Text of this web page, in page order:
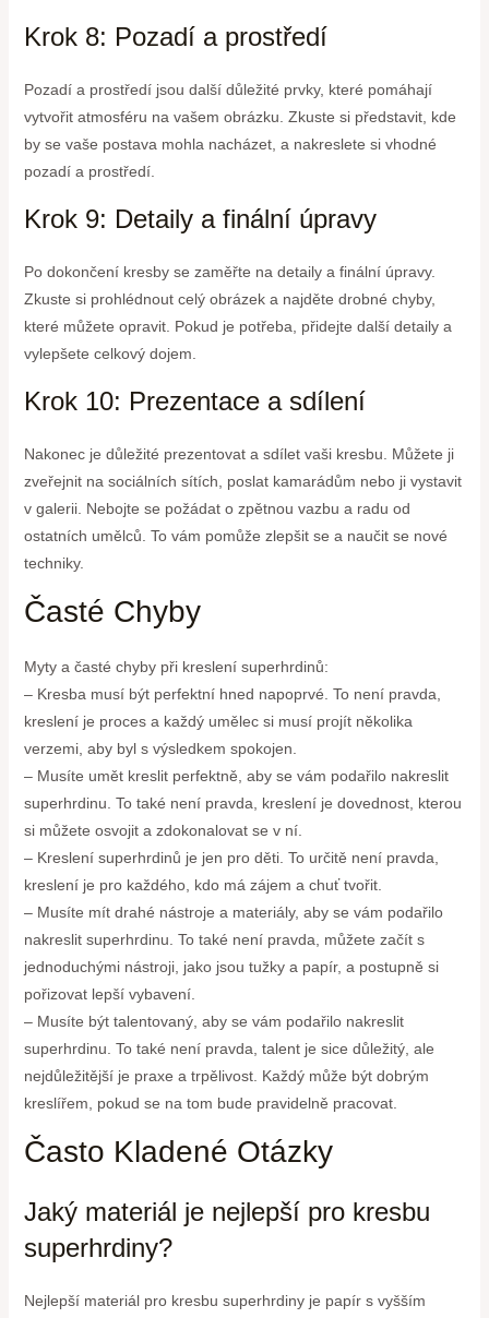
Krok 8: Pozadí a prostředí
Pozadí a prostředí jsou další důležité prvky, které pomáhají
vytvořit atmosféru na vašem obrázku. Zkuste si představit, kde
by se vaše postava mohla nacházet, a nakreslete si vhodné
pozadí a prostředí.
Krok 9: Detaily a finální úpravy
Po dokončení kresby se zaměřte na detaily a finální úpravy.
Zkuste si prohlédnout celý obrázek a najděte drobné chyby,
které můžete opravit. Pokud je potřeba, přidejte další detaily a
vylepšete celkový dojem.
Krok 10: Prezentace a sdílení
Nakonec je důležité prezentovat a sdílet vaši kresbu. Můžete ji
zveřejnit na sociálních sítích, poslat kamarádům nebo ji vystavit
v galerii. Nebojte se požádat o zpětnou vazbu a radu od
ostatních umělců. To vám pomůže zlepšit se a naučit se nové
techniky.
Časté Chyby
Myty a časté chyby při kreslení superhrdinů:
– Kresba musí být perfektní hned napoprvé. To není pravda,
kreslení je proces a každý umělec si musí projít několika
verzemi, aby byl s výsledkem spokojen.
– Musíte umět kreslit perfektně, aby se vám podařilo nakreslit
superhrdinu. To také není pravda, kreslení je dovednost, kterou
si můžete osvojit a zdokonalovat se v ní.
– Kreslení superhrdinů je jen pro děti. To určitě není pravda,
kreslení je pro každého, kdo má zájem a chuť tvořit.
– Musíte mít drahé nástroje a materiály, aby se vám podařilo
nakreslit superhrdinu. To také není pravda, můžete začít s
jednoduchými nástroji, jako jsou tužky a papír, a postupně si
pořizovat lepší vybavení.
– Musíte být talentovaný, aby se vám podařilo nakreslit
superhrdinu. To také není pravda, talent je sice důležitý, ale
nejdůležitější je praxe a trpělivost. Každý může být dobrým
kreslířem, pokud se na tom bude pravidelně pracovat.
Často Kladené Otázky
Jaký materiál je nejlepší pro kresbu
superhrdiny?
Nejlepší materiál pro kresbu superhrdiny je papír s vyšším